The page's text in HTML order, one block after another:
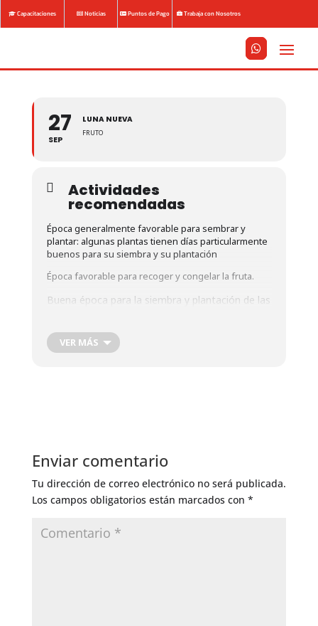
Capacitaciones Noticias Puntos de Pago Trabaja con Nosotros



27
SEP
LUNA NUEVA
FRUTO
Actividades
recomendadas
Época generalmente favorable para sembrar y
plantar: algunas plantas tienen días particularmente
buenos para su siembra y su plantación
Época favorable para recoger y congelar la fruta.
Buena época para la siembra y plantación de las
VER MÁS
Enviar comentario
Tu dirección de correo electrónico no será publicada.
Los campos obligatorios están marcados con *